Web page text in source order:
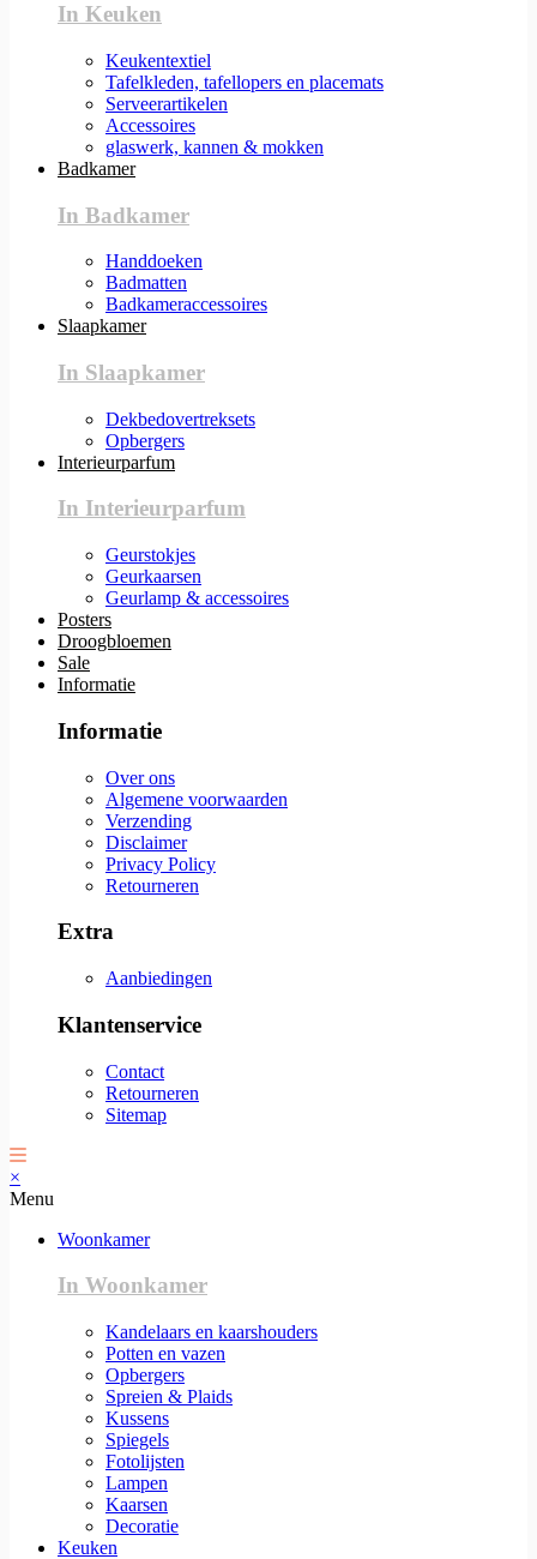
In Keuken
Keukentextiel
Tafelkleden, tafellopers en placemats
Serveerartikelen
Accessoires
glaswerk, kannen & mokken
Badkamer
In Badkamer
Handdoeken
Badmatten
Badkameraccessoires
Slaapkamer
In Slaapkamer
Dekbedovertreksets
Opbergers
Interieurparfum
In Interieurparfum
Geurstokjes
Geurkaarsen
Geurlamp & accessoires
Posters
Droogbloemen
Sale
Informatie
Informatie
Over ons
Algemene voorwaarden
Verzending
Disclaimer
Privacy Policy
Retourneren
Extra
Aanbiedingen
Klantenservice
Contact
Retourneren
Sitemap
×
Menu
Woonkamer
In Woonkamer
Kandelaars en kaarshouders
Potten en vazen
Opbergers
Spreien & Plaids
Kussens
Spiegels
Fotolijsten
Lampen
Kaarsen
Decoratie
Keuken